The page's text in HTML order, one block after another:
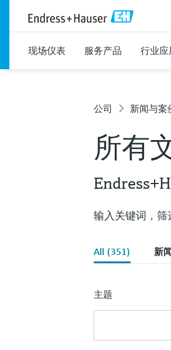
现场仪表 服务产品 行业应
公司 新闻与案
所有
输入关键词，筛
All (351) 新
主题